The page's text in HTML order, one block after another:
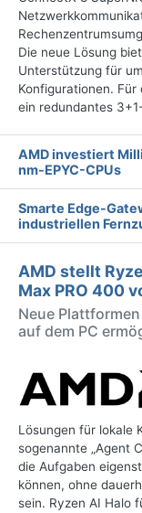
Die neue Lösung
Unterstützung für
Konfigurationen.
ein redundantes
AMD investiert
nm-EPYC-CPUs
Smarte Edge-
industriellen
AMD stellt
Max PRO 400
Neue
auf dem PC
Lösungen für lokale
sogenannte „Agent
die Aufgaben
können, ohne
sein. Ryzen AI Halo